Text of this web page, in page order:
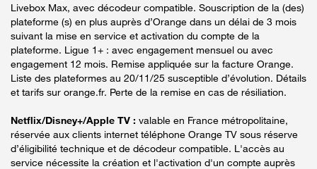
Livebox Max, avec décodeur compatible. Souscription de la (des)
plateforme (s) en plus auprès d’Orange dans un délai de 3 mois
suivant la mise en service et activation du compte de la
plateforme. Ligue 1+ : avec engagement mensuel ou avec
engagement 12 mois. Remise appliquée sur la facture Orange.
Liste des plateformes au 20/11/25 susceptible d’évolution. Détails
et tarifs sur orange.fr. Perte de la remise en cas de résiliation.
Netflix/Disney+/Apple TV : valable en France métropolitaine,
réservée aux clients internet téléphone Orange TV sous réserve
d’éligibilité technique et de décodeur compatible. L'accès au
service nécessite la création et l'activation d'un compte auprès